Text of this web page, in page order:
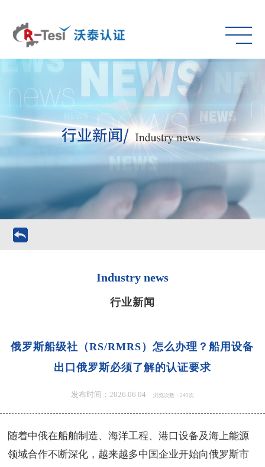
Industry news
行业新闻
俄罗斯船级社（RS/RMRS）怎么办理？船用设备
出口俄罗斯必须了解的认证要求
发布时间：2026.06.04 浏览次数：249次
随着中俄在船舶制造、海洋工程、港口设备及海上能源
领域合作不断深化，越来越多中国企业开始向俄罗斯市